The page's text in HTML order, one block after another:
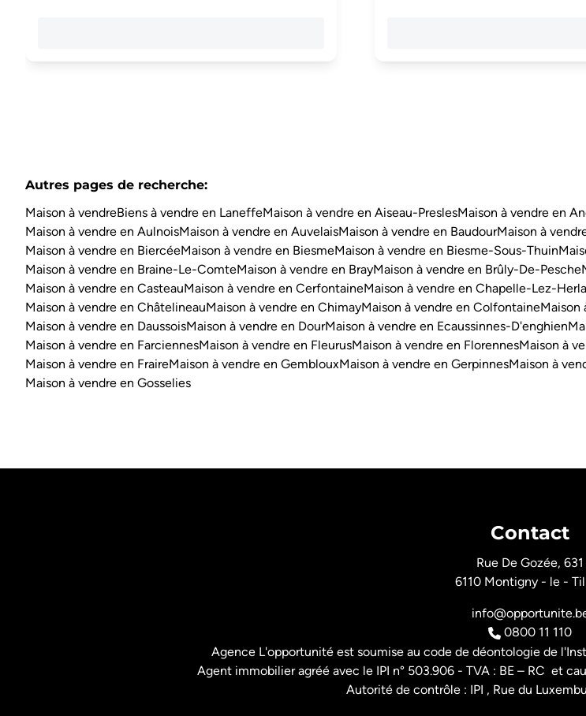
Autres pages de recherche:
Maison à vendreBiens à vendre en LaneffeMaison à vendre en Aiseau-PreslesMaison à vendre en
Maison à vendre en AulnoisMaison à vendre en AuvelaisMaison à vendre en BaudourMaison à
Maison à vendre en BiercéeMaison à vendre en BiesmeMaison à vendre en Biesme-Sous-Thuin
Maison à vendre en Braine-Le-ComteMaison à vendre en BrayMaison à vendre en Brûly-De-Pesche
Maison à vendre en CasteauMaison à vendre en CerfontaineMaison à vendre en Chapelle-Lez-
Maison à vendre en ChâtelineauMaison à vendre en ChimayMaison à vendre en ColfontaineMaison
Maison à vendre en DaussoisMaison à vendre en DourMaison à vendre en Ecaussinnes-D'enghien
Maison à vendre en FarciennesMaison à vendre en FleurusMaison à vendre en FlorennesMaison à
Maison à vendre en FraireMaison à vendre en GemblouxMaison à vendre en GerpinnesMaison à
Maison à vendre en Gosselies
Contact
Rue De Gozée, 631
6110 Montigny - le -
0800 11 110
Agence L'opportunité est soumise au code de déontologie de
Agent immobilier agréé avec le IPI n° 503.906 - TVA : BE – RC et
Autorité de contrôle : IPI , Rue du